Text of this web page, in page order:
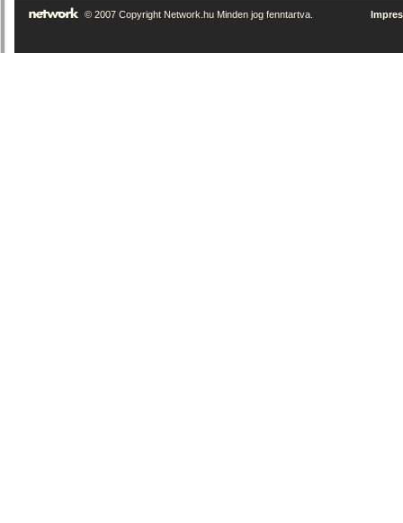
© 2007 Copyright Network.hu Minden jog fenntartva.